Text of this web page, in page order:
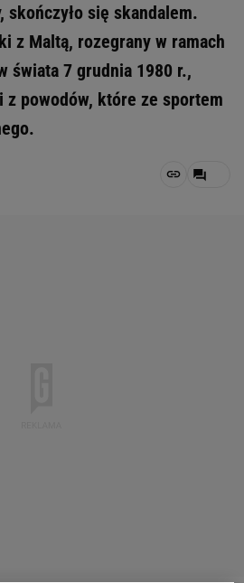
skończyło się skandalem.
z Maltą, rozegrany w ramach
świata 7 grudnia 1980 r.,
z powodów, które ze sportem